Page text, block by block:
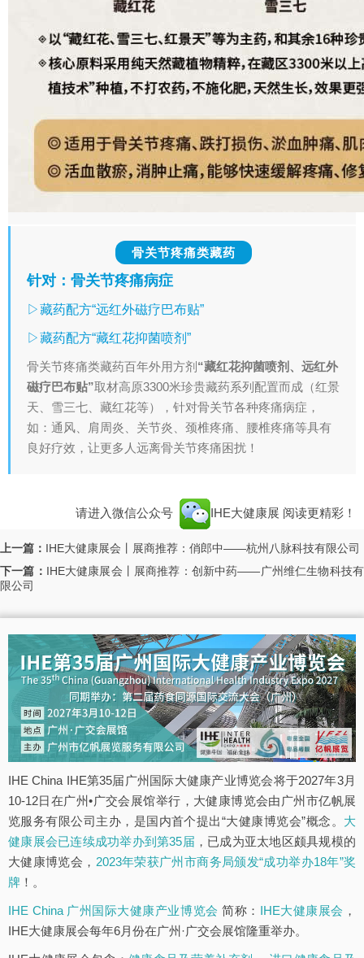
骨关节疼痛类藏药
针对：骨关节疼痛病症
▷藏药配方“远红外磁疗巴布贴”
▷藏药配方“藏红花抑菌喷剂”
骨关节疼痛类藏药百年外用方剂 “藏红花抑菌喷剂、远红外
磁疗巴布贴”取材高原3300米珍贵藏药系列配置而成（红景
天、雪三七、藏红花等），针对骨关节各种疼痛病症，
如：通风、肩周炎、关节炎、颈椎疼痛、腰椎疼痛等具有
良好疗效，让更多人远离骨关节疼痛困扰！
请进入微信公众号 IHE大健康展 阅读更精彩！
上一篇： IHE大健康展会丨展商推荐：俏郎中——杭州八脉科技有限公司
下一篇： IHE大健康展会丨展商推荐：创新中药——广州维仁生物科技有
限公司
IHE China IHE第35届广州国际大健康产业博览会将于2027年3月
10-12日在广州•广交会展馆举行，大健康博览会由广州市亿帆展
览服务有限公司主办，是国内首个提出“大健康博览会”概念。 大
健康展会已连续成功举办到第35届 ，已成为亚太地区颇具规模的
大健康博览会， 2023年荣获广州市商务局颁发“成功举办18年”奖
牌 ！。
IHE China 广州国际大健康产业博览会 简称： IHE大健康展会 ，
IHE大健康展会每年6月份在广州·广交会展馆隆重举办。